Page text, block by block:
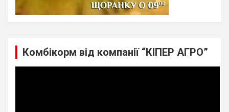
Комбікорм від компанії “КІПЕР АГРО”